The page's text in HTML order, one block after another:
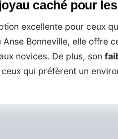
caché pour
excellente pour ceux
Bonneville, elle offre
novices. De plus, son
qui préfèrent un